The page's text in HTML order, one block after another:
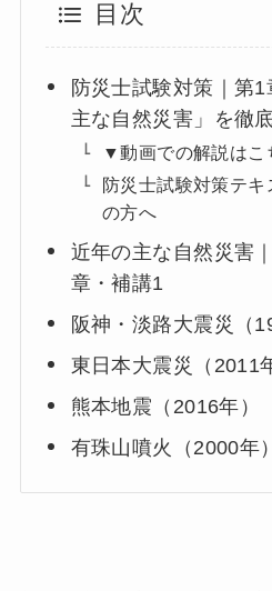
目次
防災士試験対策｜第
主な自然災害」を徹
▼動画での解説はこ
防災士試験対策テ
の方へ
近年の主な自然災害
章・補講1
阪神・淡路大震災（
東日本大震災（2011
熊本地震（2016年）
有珠山噴火（2000年）